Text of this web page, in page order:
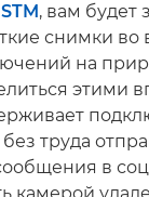
, вам будет
снимки во
на
этими
труда
в
камерой